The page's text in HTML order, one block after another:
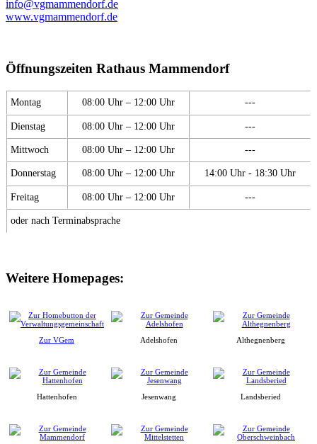
info@vgmammendorf.de
www.vgmammendorf.de
Öffnungszeiten Rathaus Mammendorf
Montag 08:00 Uhr – 12:00 Uhr ---
Dienstag 08:00 Uhr – 12:00 Uhr ---
Mittwoch 08:00 Uhr – 12:00 Uhr ---
Donnerstag 08:00 Uhr – 12:00 Uhr 14:00 Uhr - 18:30 Uhr
Freitag 08:00 Uhr – 12:00 Uhr ---
oder nach Terminabsprache
Weitere Homepages:
Zur VGem Adelshofen Althegnenberg
Hattenhofen Jesenwang Landsberied